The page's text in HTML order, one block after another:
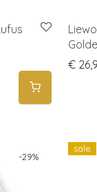
€ 39,95.
€
-29%
sale